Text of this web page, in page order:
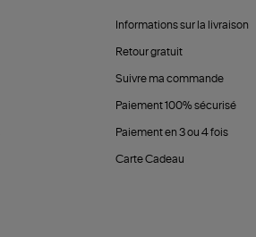
Informations sur la livraison
Retour gratuit
Suivre ma commande
Paiement 100% sécurisé
Paiement en 3 ou 4 fois
Carte Cadeau